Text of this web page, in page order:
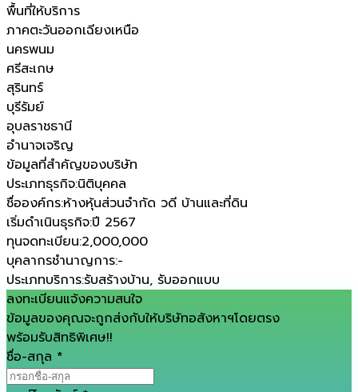
พื้นที่ให้บริการ
ภาคตะวันออกเฉียงเหนือ
นครพนม
ศรีสะเกษ
สุรินทร์
บุรีรัมย์
อุบลราชธานี
อำนาจเจริญ
ข้อมูลที่สำคัญของบริษัท
ประเภทธุรกิจ:นิติบุคคล
ชื่อองค์กร:ห้างหุ้นส่วนจำกัด วดี บ้านและที่ดิน
เริ่มดำเนินธุรกิจ:ปี 2567
ทุนจดทะเบียน:2,000,000
บุคลากรชำนาญการ:-
ประเภทบริการ:รับสร้างบ้าน, รับออกแบบ
ลงทะเบียนแจ้งความสนใจ
ข้อมูลของคุณจะถูกส่งกับให้บริษัทอสังหาฯโดยตรง
พร้อมรับสิทธิพิเศษ!!
ชื่อ-สกุล *